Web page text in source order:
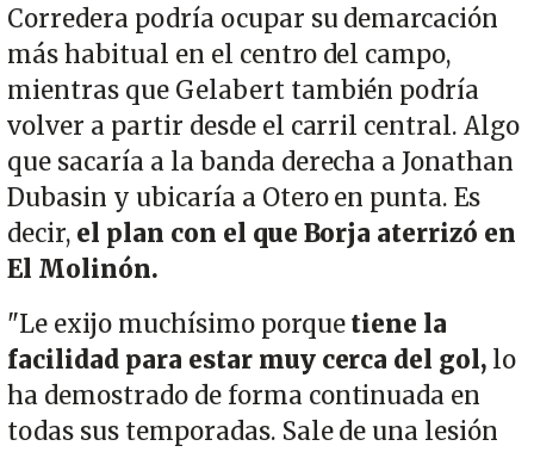
Corredera podría ocupar su demarcación
más habitual en el centro del campo,
mientras que Gelabert también podría
volver a partir desde el carril central. Algo
que sacaría a la banda derecha a Jonathan
Dubasin y ubicaría a Otero en punta. Es
decir,el plan con el que Borja aterrizó en
El Molinón.
"Le exijo muchísimo porquetiene la
facilidad para estar muy cerca del gol, lo
ha demostrado de forma continuada en
todas sus temporadas. Sale de una lesión